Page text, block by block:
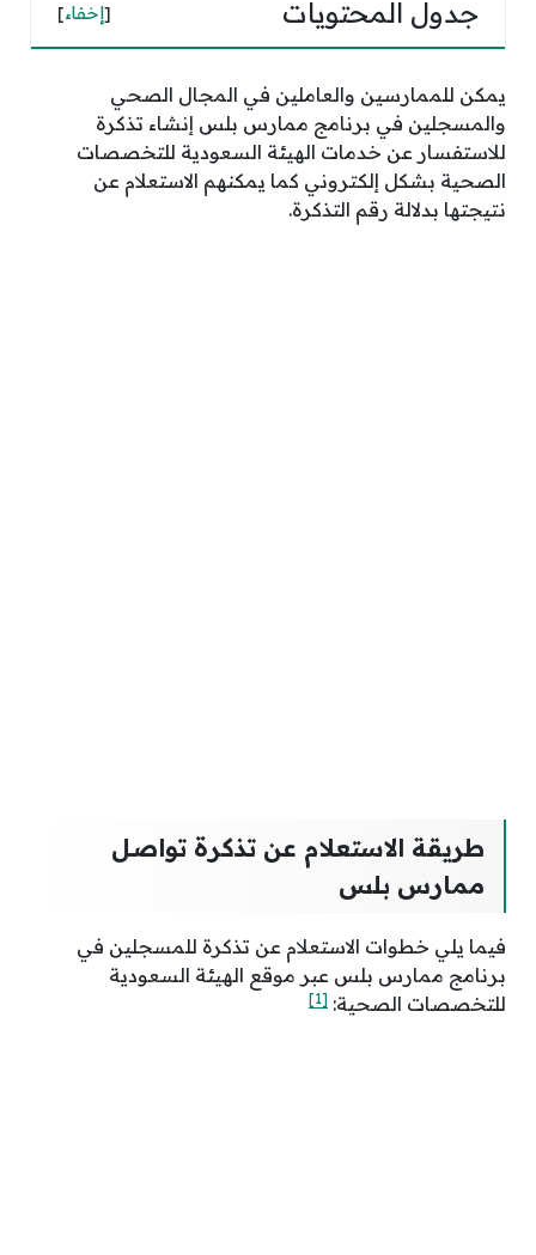
جدول المحتويات [إخفاء]
يمكن للممارسين والعاملين في المجال الصحي
والمسجلين في برنامج ممارس بلس إنشاء تذكرة
للاستفسار عن خدمات الهيئة السعودية للتخصصات
الصحية بشكل إلكتروني كما يمكنهم الاستعلام عن
نتيجتها بدلالة رقم التذكرة.
طريقة الاستعلام عن تذكرة تواصل
ممارس بلس
فيما يلي خطوات الاستعلام عن تذكرة للمسجلين في
برنامج ممارس بلس عبر موقع الهيئة السعودية
للتخصصات الصحية: [1]